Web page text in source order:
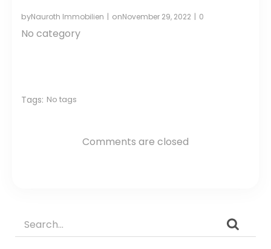
byNauroth Immobilien | onNovember 29, 2022 | 0
No category
Tags: No tags
Comments are closed